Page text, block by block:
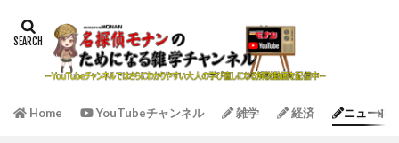
Home YouTubeチャンネル 雑学 経済 ニュース